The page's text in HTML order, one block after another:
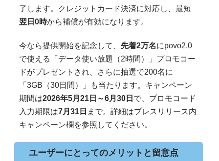
了します。クレジットカード決済に対応し、最短
翌日0時から補償が有効になります。
今なら提供開始を記念して、 先着2万名にpovo2.0
で使える「データ使い放題（2時間）」プロモコー
ドがプレゼントされ、さらに抽選で200名に
「3GB（30日間）」も当たります。キャンペーン
期間は2026年5月21日～6月30日 で、プロモコード
入力期限は7月31日 まで。詳細はプレスリリース内
キャンペーン欄を参照してください。
ユーザーにとってのメリットと留意点